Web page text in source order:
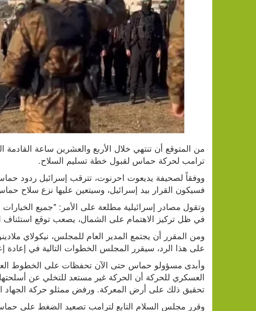
ترامب لحركة حماس لقبول خطة تسليم السلاح.
فسيكون القرار بيد إسرائيل، وسيتعين عليها نزع سلاح
في ظل تركيز الاهتمام على الشمال، يصعب توقع استئناف
على هذا الرد، سيقرر المجلس الخطوات التالية في إعادة
تحقيق ذلك على أرض المعركة. ورفض ممثلو حركة الجهاد